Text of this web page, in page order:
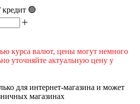
кредит 🟢
курса валют, цены могут немного
уточняйте актуальную цену у
для интернет-магазина и может
магазинах